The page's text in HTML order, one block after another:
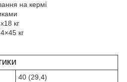
на кермі
кг
кг
40 (29,4)